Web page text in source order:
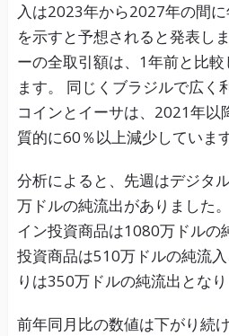
入は2023年から2027年の間
を示すと予想されると発表し
ーの全取引額は、1年前と比
ます。 同じくブラジルで広く
コインとイーサは、2021年以
質的に60％以上減少しています
分析によると、先週はデジタ
万ドルの純流出がありました
イン投資商品は1080万ドルの
投資商品は510万ドルの純流
りは350万ドルの純流出となり
前年同月比の数値は下がり続